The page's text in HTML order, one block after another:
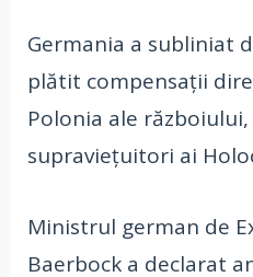
Germania a subliniat
plătit compensații
Polonia ale
supraviețuitori ai
Ministrul german de
Baerbock a declarat